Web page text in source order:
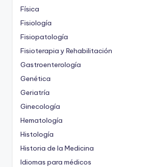
Física
Fisiología
Fisiopatología
Fisioterapia y Rehabilitación
Gastroenterología
Genética
Geriatría
Ginecología
Hematología
Histología
Historia de la Medicina
Idiomas para médicos